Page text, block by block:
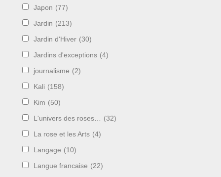
Japon (77)
Jardin (213)
Jardin d'Hiver (30)
Jardins d'exceptions (4)
journalisme (2)
Kali (158)
Kim (50)
L'univers des roses… (32)
La rose et les Arts (4)
Langage (10)
Langue francaise (22)